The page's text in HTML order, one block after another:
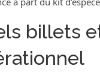
billets